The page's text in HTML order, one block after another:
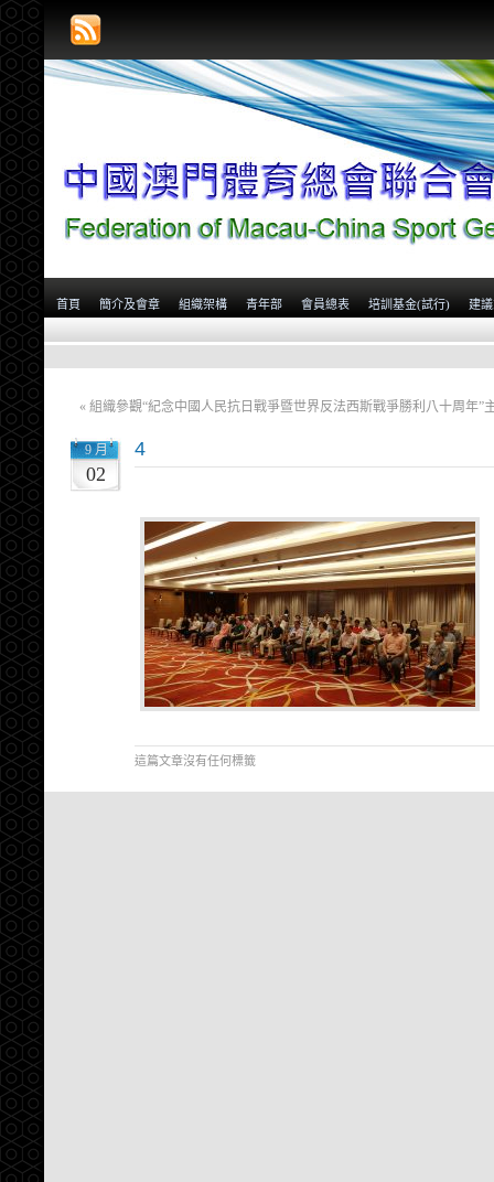
首頁 簡介及會章 組織架構 青年部 會員總表 培訓基金(試行) 建
« 組織參觀“紀念中國人民抗日戰爭暨世界反法西斯戰爭勝利八十周年”
9 月
02
4
這篇文章沒有任何標籤